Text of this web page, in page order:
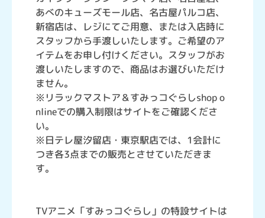
あべのキューズモール店、名古屋パルコ店、
新宿店は、レジにてご用意、または入店時に
スタッフから手渡しいたします。ご希望のア
イテムをお申し付けください。スタッフがお
渡しいたしますので、商品はお選びいただけ
ません。
※リラックマストア＆すみっコぐらしshop o
nlineでの購入制限はサイトをご確認くださ
い。
※日テレ屋汐留店・東京駅店では、1会計に
つき各3点までの販売とさせていただきま
す。
TVアニメ「すみっコぐらし」の特設サイトは